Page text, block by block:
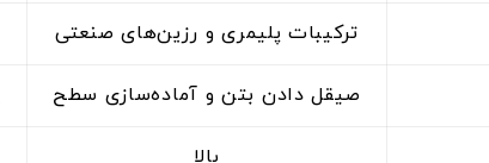
ترکیبات پلیمری و رزین‌های صنعتی
صیقل دادن بتن و آماده‌سازی سطح
بالا